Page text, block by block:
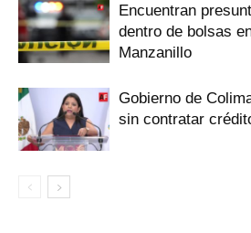
Encuentran
dentro de bolsas
Manzanillo
Gobierno de
sin contratar